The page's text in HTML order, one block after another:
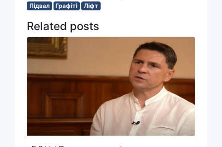
Підвал
Графіті Ліфт
Related posts